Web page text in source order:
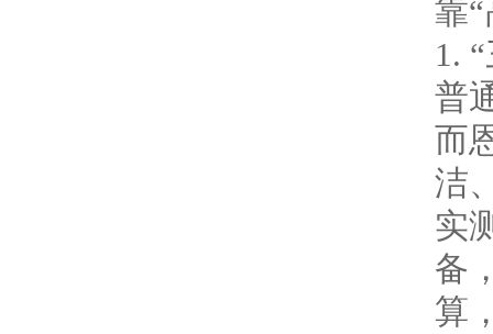
靠
1.
普
而
洁
实
备
算